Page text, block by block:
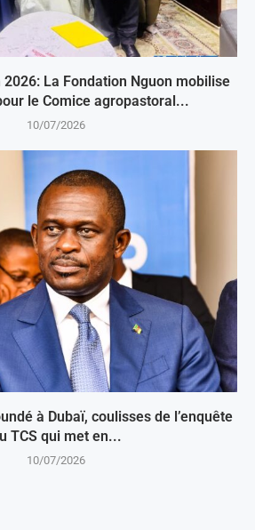
2026: La Fondation Nguon mobilise
le Comice agropastoral...
10/07/2026
à Dubaï, coulisses de l’enquête
TCS qui met en...
10/07/2026